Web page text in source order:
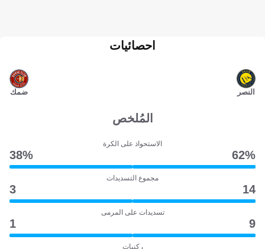
النصر
احصائيات
ضمك
المُلخص
الاستحواذ على الكرة
62‎%‎
38‎%‎
مجموع التسديدات
14
3
تسديدات على المرمى
9
1
ركنيات